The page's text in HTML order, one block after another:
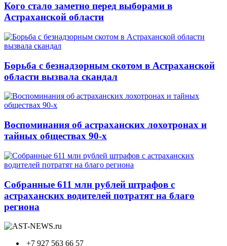
Кого стало заметно перед выборами в
Астраханской области
Борьба с безнадзорным скотом в Астраханской
области вызвала скандал
Воспоминания об астраханских лохотронах и
тайных обществах 90-х
Собранные 611 млн рублей штрафов с
астраханских водителей потратят на благо
региона
+7 927 563 66 57